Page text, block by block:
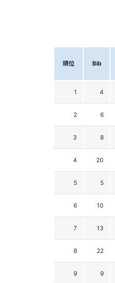
順位 Bib
1 4
2 6
3 8
4 20
5 5
6 10
7 13
8 22
9 9